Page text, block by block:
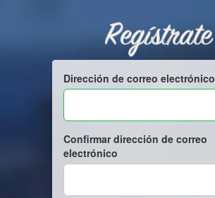
Regístrate
Dirección de correo electrónico
Confirmar dirección de correo
electrónico